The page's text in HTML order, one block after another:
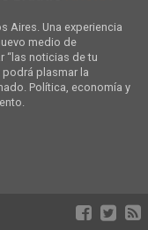
Aires. Una experiencia
medio de
“las noticias de tu
podrá plasmar la
Política, economía y